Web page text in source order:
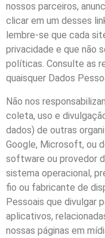
nossos parceiros,
clicar em um desses
lembre-se que cada
privacidade e que não
políticas. Consulte as
quaisquer Dados
Não nos
coleta, uso e
dados) de outras
Google, Microsoft, ou
software ou provedor
sistema operacional,
fio ou fabricante de
Pessoais que divulgar
aplicativos,
nossas páginas em